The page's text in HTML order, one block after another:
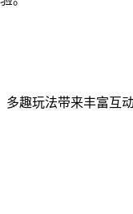
趣玩法带来丰富互